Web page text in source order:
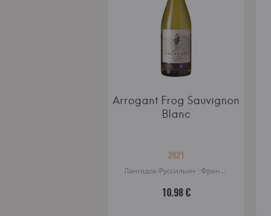
Arrogant Frog Sauvignon
Blanc
2021
Лангедок-Руссильон · Франция
10.98 €